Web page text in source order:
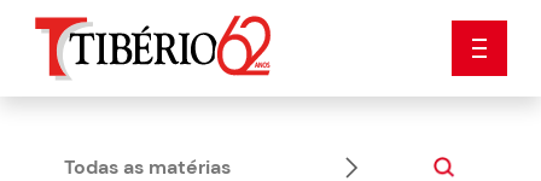
Todas as matérias Dicas